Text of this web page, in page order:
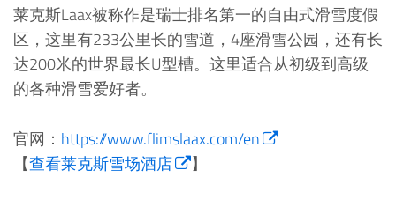
莱克斯Laax被称作是瑞士排名第一的自由式滑雪度假
区，这里有233公里长的雪道，4座滑雪公园，还有长
达200米的世界最长U型槽。这里适合从初级到高级
的各种滑雪爱好者。
官网： https://www.flimslaax.com/en
【查看莱克斯雪场酒店 】